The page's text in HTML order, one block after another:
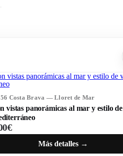
Costa Brava — Lloret de Mar
vistas panorámicas al mar y estilo de
Más detalles →